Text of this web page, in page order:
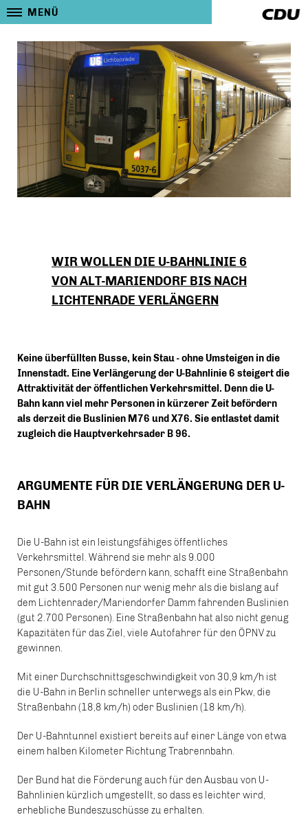
MENÜ
WIR WOLLEN DIE U-BAHNLINIE 6
VON ALT-MARIENDORF BIS NACH
LICHTENRADE VERLÄNGERN
Keine überfüllten Busse, kein Stau - ohne Umsteigen in die
Innenstadt. Eine Verlängerung der U-Bahnlinie 6 steigert die
Attraktivität der öffentlichen Verkehrsmittel. Denn die U-
Bahn kann viel mehr Personen in kürzerer Zeit befördern
als derzeit die Buslinien M76 und X76. Sie entlastet damit
zugleich die Hauptverkehrsader B 96.
ARGUMENTE FÜR DIE VERLÄNGERUNG DER U-
BAHN
Die U-Bahn ist ein leistungsfähiges öffentliches
Verkehrsmittel. Während sie mehr als 9.000
Personen/Stunde befördern kann, schafft eine Straßenbahn
mit gut 3.500 Personen nur wenig mehr als die bislang auf
dem Lichtenrader/Mariendorfer Damm fahrenden Buslinien
(gut 2.700 Personen). Eine Straßenbahn hat also nicht genug
Kapazitäten für das Ziel, viele Autofahrer für den ÖPNV zu
gewinnen.
Mit einer Durchschnittsgeschwindigkeit von 30,9 km/h ist
die U-Bahn in Berlin schneller unterwegs als ein Pkw, die
Straßenbahn (18,8 km/h) oder Buslinien (18 km/h).
Der U-Bahntunnel existiert bereits auf einer Länge von etwa
einem halben Kilometer Richtung Trabrennbahn.
Der Bund hat die Förderung auch für den Ausbau von U-
Bahnlinien kürzlich umgestellt, so dass es leichter wird,
erhebliche Bundeszuschüsse zu erhalten.